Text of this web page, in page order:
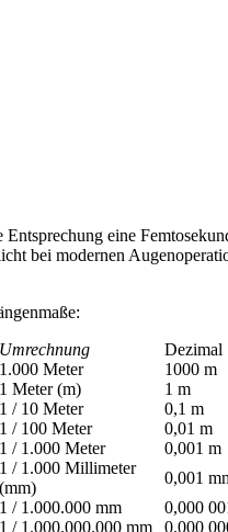
eine
bei modernen
Umrechnung
Dezimal
1.000 Meter
1000 m
1 Meter (m)
1 m
1 / 10 Meter
0,1 m
1 / 100 Meter
0,01 m
1 / 1.000 Meter
0,001 m
1 / 1.000 Millimeter
(mm)
0,001
1 / 1.000.000 mm
0,000
1 / 1.000.000.000 mm
0,000